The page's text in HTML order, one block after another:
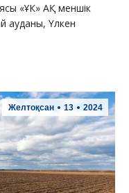
«ҰК» АҚ меншік
ауданы, Үлкен
Желтоқсан 13 2024